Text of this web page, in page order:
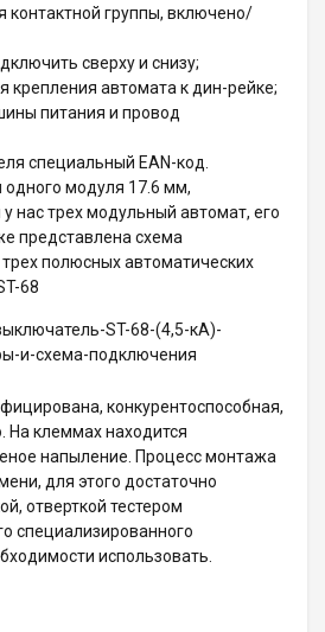
контактной группы, включено/
сверху и снизу;
крепления автомата к дин-рейке;
питания и провод
специальный EAN-код.
модуля 17.6 мм,
у нас трех модульный автомат, его
представлена схема
полюсных автоматических
68
конкурентоспособная,
На клеммах находится
напыление. Процесс монтажа
для этого достаточно
отверткой тестером
специализированного
использовать.